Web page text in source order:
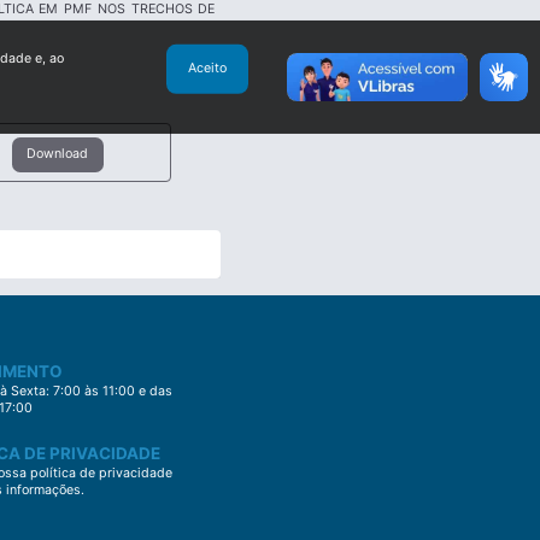
EM PMF NOS TRECHOS DE
Download
Sexta: 7:00 às 11:00 e das
DE PRIVACIDADE
política de privacidade
informações.
e, ao
Aceito